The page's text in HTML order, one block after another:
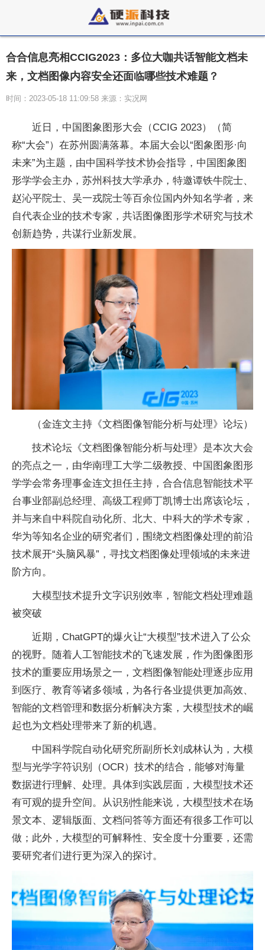
合合信息亮相CCIG2023：多位大咖共话智能文档未
来，文档图像内容安全还面临哪些技术难题？
时间：2023-05-18 11:09:58 来源：实况网
近 日，中国图象图形大会（CCIG 2023）（简
称“大会”）在苏州圆满落幕。本届大会以“图象图形·向
未来”为主题，由中国科学技术协会指导，中国图象图
形学学会主办，苏州科技大学承办，特邀谭铁牛院士、
赵沁平院士、吴一戎院士等百余位国内外知名学者，来
自代表企业的技术专家，共话图像图形学术研究与技术
创新趋势，共谋行业新发展。
（金连文主持《文档图像智能分析与处理》论坛）
技术论坛《文档图像智能分析与处理》是本次大会
的亮点之一，由华南理工大学二级教授、中国图象图形
学学会常务理事金连文担任主持，合合信息智能技术平
台事业部副总经理、高级工程师丁凯博士出席该论坛，
并与来自中科院自动化所、北大、中科大的学术专家，
华为等知名企业的研究者们，围绕文档图像处理的前沿
技术展开“头脑风暴”，寻找文档图像处理领域的未来进
阶方向。
大模型技术提升文字识别效率，智能文档处理难题
被突破
近期，ChatGPT的爆火让“大模型”技术进入了公众
的视野。随着人工智能技术的飞速发展，作为图像图形
技术的重要应用场景之一，文档图像智能处理逐步应用
到医疗、教育等诸多领域，为各行各业提供更加高效、
智能的文档管理和数据分析解决方案，大模型技术的崛
起也为文档处理带来了新的机遇。
中国科学院自动化研究所副所长刘成林认为，大模
型与光学字符识别（OCR）技术的结合，能够对海量
数据进行理解、处理。具体到实践层面，大模型技术还
有可观的提升空间。从识别性能来说，大模型技术在场
景文本、逻辑版面、文档问答等方面还有很多工作可以
做；此外，大模型的可解释性、安全度十分重要，还需
要研究者们进行更为深入的探讨。